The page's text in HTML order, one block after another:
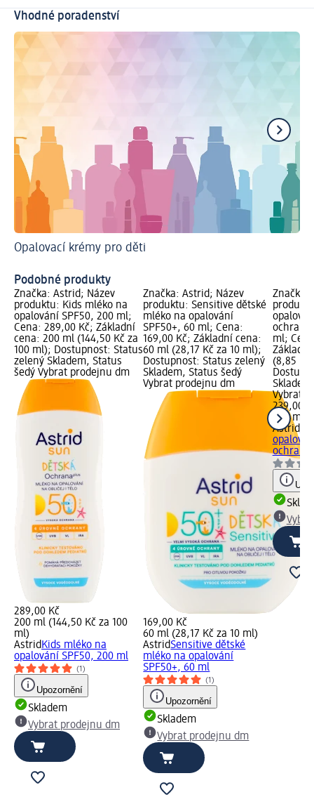
Vhodné poradenství
Opalovací krémy pro děti
Podobné produkty
Značka: Astrid; Název
produktu: Kids mléko na
opalování SPF50, 200 ml;
Cena: 289,00 Kč; Základní
cena: 200 ml (144,50 Kč za
100 ml); Dostupnost: Status
zelený Skladem, Status
šedý Vybrat prodejnu dm
289,00 Kč
200 ml (144,50 Kč za 100
ml)
AstridKids mléko na
opalování SPF50, 200 ml
(1)
Upozornění
Skladem
Vybrat prodejnu dm
Značka: Astrid; Název
produktu: Sensitive dětské
mléko na opalování
SPF50+, 60 ml; Cena:
169,00 Kč; Základní cena:
60 ml (28,17 Kč za 10 ml);
Dostupnost: Status zelený
Skladem, Status šedý
Vybrat prodejnu dm
169,00 Kč
60 ml (28,17 Kč za 10 ml)
AstridSensitive dětské
mléko na opalování
SPF50+, 60 ml
(1)
Upozornění
Skladem
Vybrat prodejnu dm
Značka:
ochrana
ml;
(8,85 Kč
Vybrat
239,00
270 ml
Astrid